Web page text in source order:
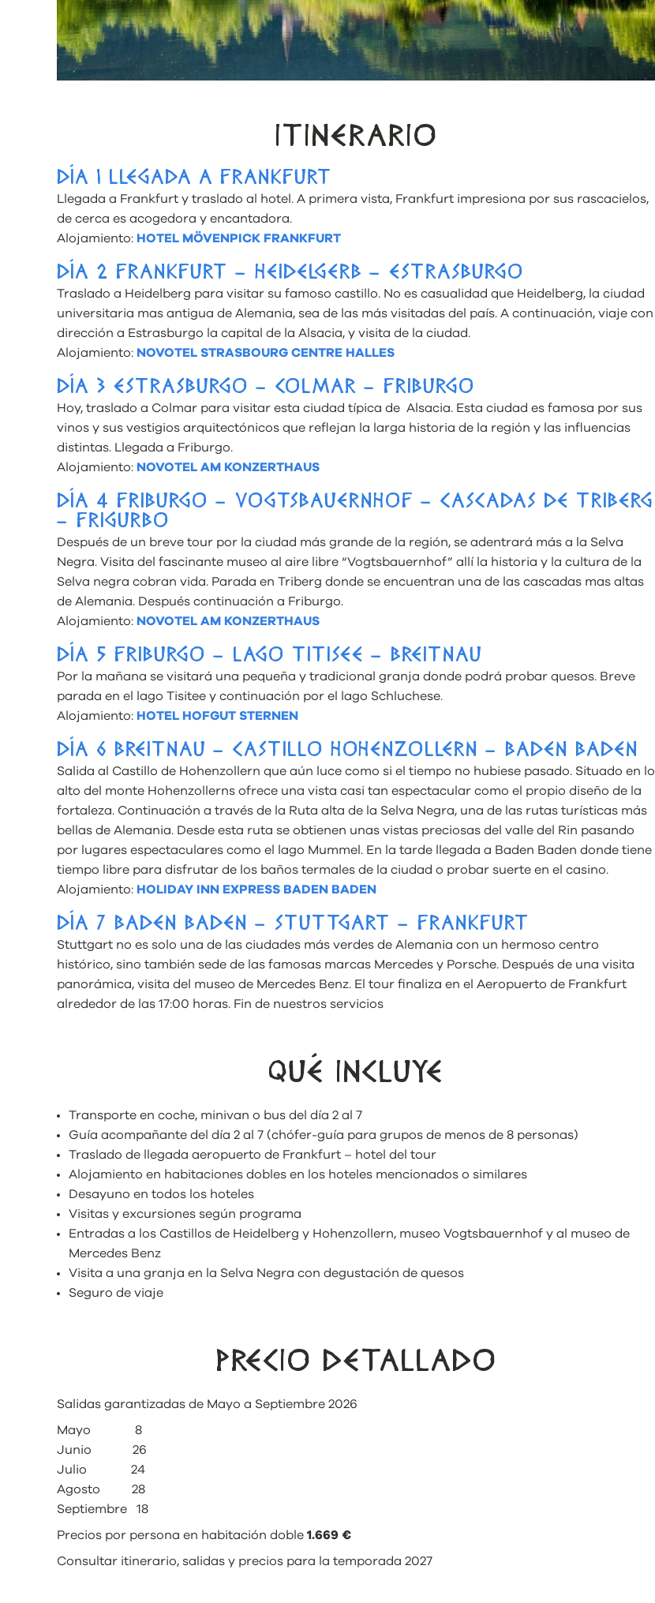
ITINERARIO
DÍA 1 LLEGADA A FRANKFURT
Llegada a Frankfurt y traslado al hotel. A primera vista, Frankfurt impresiona por sus rascacielos,
de cerca es acogedora y encantadora.
Alojamiento: HOTEL MÖVENPICK FRANKFURT
DÍA 2 FRANKFURT – HEIDELGERB – ESTRASBURGO
Traslado a Heidelberg para visitar su famoso castillo. No es casualidad que Heidelberg, la ciudad
universitaria mas antigua de Alemania, sea de las más visitadas del país. A continuación, viaje con
dirección a Estrasburgo la capital de la Alsacia, y visita de la ciudad.
Alojamiento: NOVOTEL STRASBOURG CENTRE HALLES
DÍA 3 ESTRASBURGO – COLMAR – FRIBURGO
Hoy, traslado a Colmar para visitar esta ciudad típica de Alsacia. Esta ciudad es famosa por sus
vinos y sus vestigios arquitectónicos que reflejan la larga historia de la región y las influencias
distintas. Llegada a Friburgo.
Alojamiento: NOVOTEL AM KONZERTHAUS
DÍA 4 FRIBURGO – VOGTSBAUERNHOF – CASCADAS DE TRIBERG
– FRIGURBO
Después de un breve tour por la ciudad más grande de la región, se adentrará más a la Selva
Negra. Visita del fascinante museo al aire libre “Vogtsbauernhof” allí la historia y la cultura de la
Selva negra cobran vida. Parada en Triberg donde se encuentran una de las cascadas mas altas
de Alemania. Después continuación a Friburgo.
Alojamiento: NOVOTEL AM KONZERTHAUS
DÍA 5 FRIBURGO – LAGO TITISEE – BREITNAU
Por la mañana se visitará una pequeña y tradicional granja donde podrá probar quesos. Breve
parada en el lago Tisitee y continuación por el lago Schluchese.
Alojamiento: HOTEL HOFGUT STERNEN
DÍA 6 BREITNAU – CASTILLO HOHENZOLLERN – BADEN BADEN
Salida al Castillo de Hohenzollern que aún luce como si el tiempo no hubiese pasado. Situado en lo
alto del monte Hohenzollerns ofrece una vista casi tan espectacular como el propio diseño de la
fortaleza. Continuación a través de la Ruta alta de la Selva Negra, una de las rutas turísticas más
bellas de Alemania. Desde esta ruta se obtienen unas vistas preciosas del valle del Rin pasando
por lugares espectaculares como el lago Mummel. En la tarde llegada a Baden Baden donde tiene
tiempo libre para disfrutar de los baños termales de la ciudad o probar suerte en el casino.
Alojamiento: HOLIDAY INN EXPRESS BADEN BADEN
DÍA 7 BADEN BADEN – STUTTGART – FRANKFURT
Stuttgart no es solo una de las ciudades más verdes de Alemania con un hermoso centro
histórico, sino también sede de las famosas marcas Mercedes y Porsche. Después de una visita
panorámica, visita del museo de Mercedes Benz. El tour finaliza en el Aeropuerto de Frankfurt
alrededor de las 17:00 horas. Fin de nuestros servicios
QUÉ INCLUYE
Transporte en coche, minivan o bus del día 2 al 7
Guía acompañante del día 2 al 7 (chófer-guía para grupos de menos de 8 personas)
Traslado de llegada aeropuerto de Frankfurt – hotel del tour
Alojamiento en habitaciones dobles en los hoteles mencionados o similares
Desayuno en todos los hoteles
Visitas y excursiones según programa
Entradas a los Castillos de Heidelberg y Hohenzollern, museo Vogtsbauernhof y al museo de
Mercedes Benz
Visita a una granja en la Selva Negra con degustación de quesos
Seguro de viaje
PRECIO DETALLADO
Salidas garantizadas de Mayo a Septiembre 2026
Mayo 8
Junio 26
Julio 24
Agosto 28
Septiembre 18
Precios por persona en habitación doble 1.669 €
Consultar itinerario, salidas y precios para la temporada 2027